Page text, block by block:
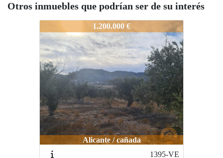
Otros inmuebles que podrían ser de su interés
1.200.000 €
Alicante / cañada
1395-VE